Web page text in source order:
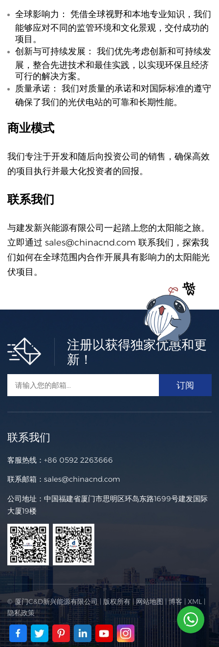
全球影响力： 凭借全球视野和本地专业知识，我们
能够应对不同的监管环境和文化景观，交付成功的
项目。
创新与可持续发展： 我们优先考虑创新和可持续发
展，整合先进技术和最佳实践，以实现环保且经济
可行的解决方案。
质量承诺： 我们对质量的承诺和对国际标准的遵守
确保了我们的光伏电站的可靠和长期性能。
商业模式
我们专注于开发和随后向投资公司的销售，确保高效
的项目执行并最大化投资者的回报。
联系我们
与建发新兴能源有限公司一起踏上您的太阳能之旅。
立即通过 sales@chinacnd.com 联系我们，探索我
们如何在全球范围内合作开展具有影响力的太阳能光
伏项目。
注册以获得独家优惠和更
新！
联系我们
客服热线： +86 0592 2263666
联系邮箱： sales@chinacnd.com
公司地址：中国福建省厦门市思明区环岛东路1699号建发国际
大厦19楼
© 厦门C&D新兴能源有限公司 | 版权所有 |网站地图 | 博客 | XML |
隐私政策